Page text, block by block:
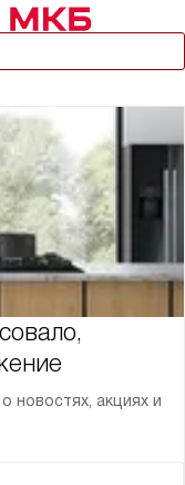
новостях, акциях и